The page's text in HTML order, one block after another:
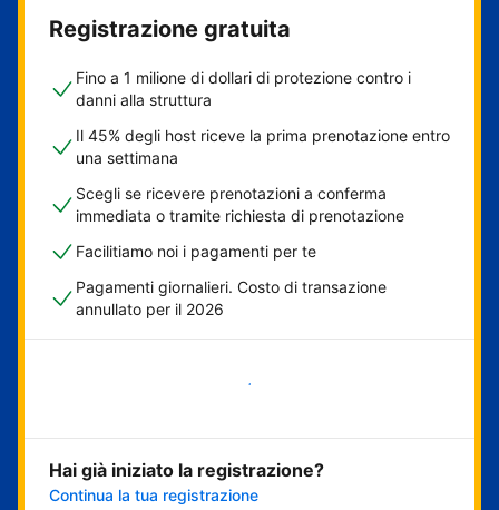
Registrazione gratuita
Fino a 1 milione di dollari di protezione contro i
danni alla struttura
Il 45% degli host riceve la prima prenotazione entro
una settimana
Scegli se ricevere prenotazioni a conferma
immediata o tramite richiesta di prenotazione
Facilitiamo noi i pagamenti per te
Pagamenti giornalieri. Costo di transazione
annullato per il 2026
Inizia ora
Hai già iniziato la registrazione?
Continua la tua registrazione